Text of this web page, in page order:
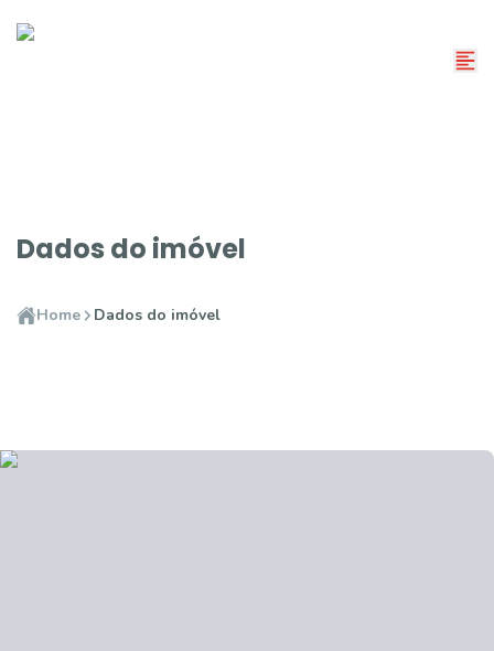
Dados do imóvel
Home Dados do imóvel